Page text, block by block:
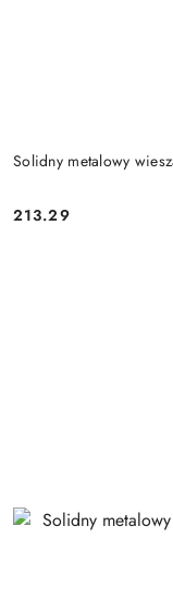
Solidny metalowy
Cena:
213.29